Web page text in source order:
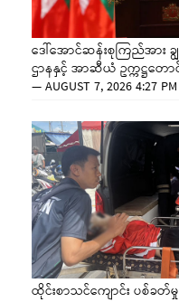
ဒေါ်အောင်ဆန်းစုကြည်အား ခ
ဌာနနှင့် အာဆီယံ ဥက္ကဋ္ဌတော
—AUGUST 7, 2026 4:27 PM
ထိုင်းစာသင်ကျောင်း ပစ်ခတ်